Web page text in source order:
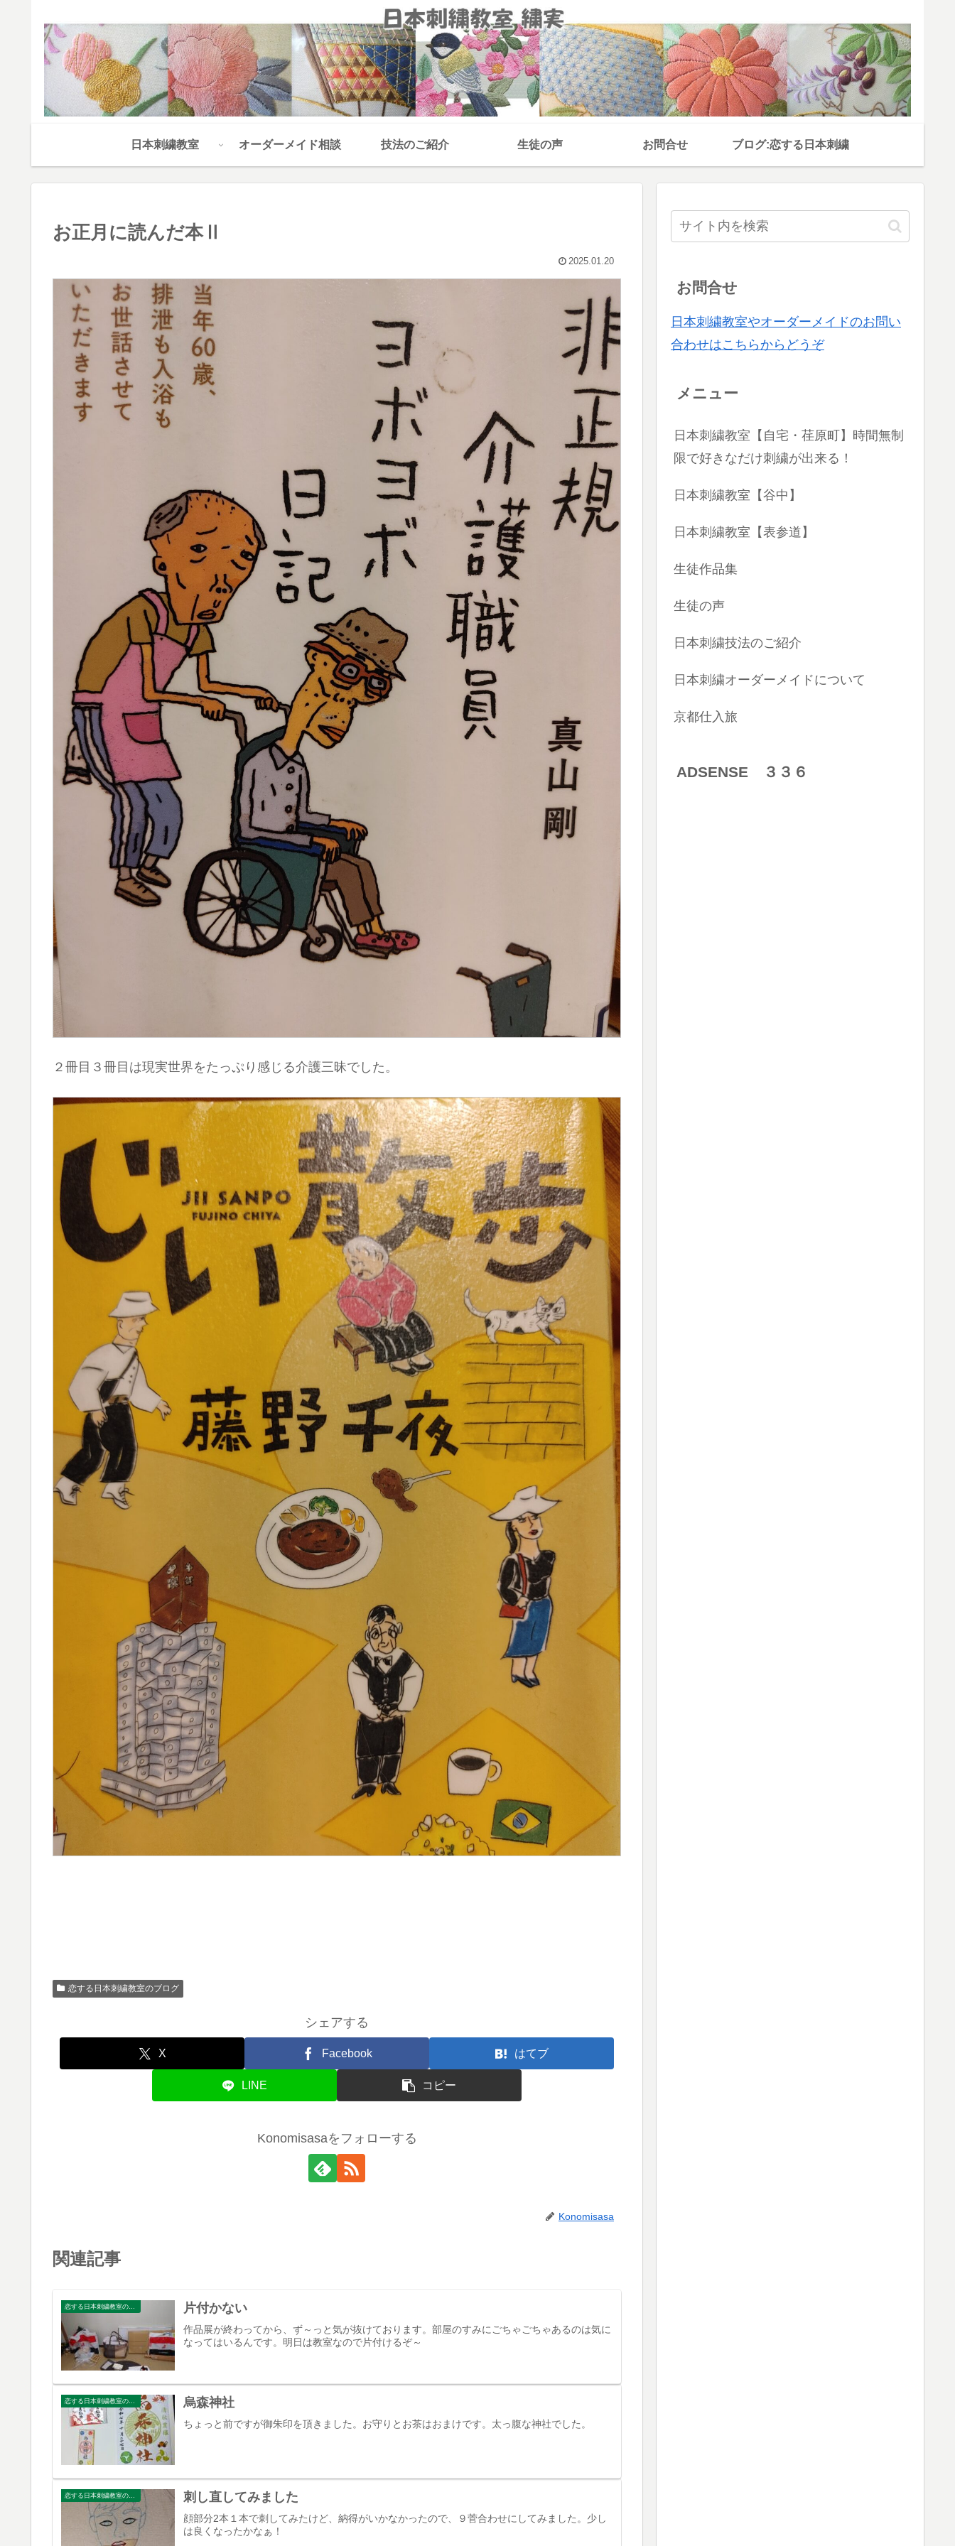
日本刺繍教室 オーダーメイド相談 技法のご紹介 生徒の声 お問合せ ブログ:恋する日本刺繍
お正月に読んだ本Ⅱ
2025.01.20
２冊目３冊目は現実世界をたっぷり感じる介護三昧でした。
恋する日本刺繍教室のブログ
シェアする
X Facebook はてブ
LINE コピー
Konomisasaをフォローする
Konomisasa
関連記事
片付かない
作品展が終わってから、ず～っと気が抜けております。部屋のすみにごちゃごちゃあるのは気に
なってはいるんです。明日は教室なので片付けるぞ～
恋する日本刺繍教室のブログ 烏森神社
ちょっと前ですが御朱印を頂きました。お守りとお茶はおまけです。太っ腹な神社でした。
恋する日本刺繍教室のブログ 刺し直してみました
顔部分2本１本で刺してみたけど、納得がいかなかったので、９菅合わせにしてみました。少し
は良くなったかなぁ！
お問合せ
日本刺繍教室やオーダーメイドのお問い
合わせはこちらからどうぞ
メニュー
日本刺繍教室【自宅・荏原町】時間無制
限で好きなだけ刺繍が出来る！
日本刺繍教室【谷中】
日本刺繍教室【表参道】
生徒作品集
生徒の声
日本刺繍技法のご紹介
日本刺繍オーダーメイドについて
京都仕入旅
ADSENSE ３３６